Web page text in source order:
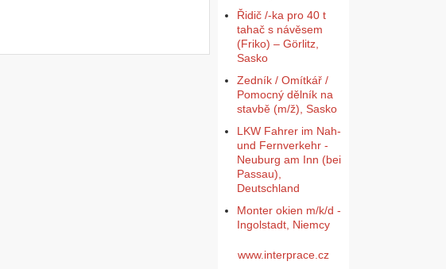
Řidič /-ka pro 40 t
tahač s návěsem
(Friko) – Görlitz,
Sasko
Zedník / Omítkář /
Pomocný dělník na
stavbě (m/ž), Sasko
LKW Fahrer im Nah-
und Fernverkehr -
Neuburg am Inn (bei
Passau),
Deutschland
Monter okien m/k/d -
Ingolstadt, Niemcy
www.interprace.cz